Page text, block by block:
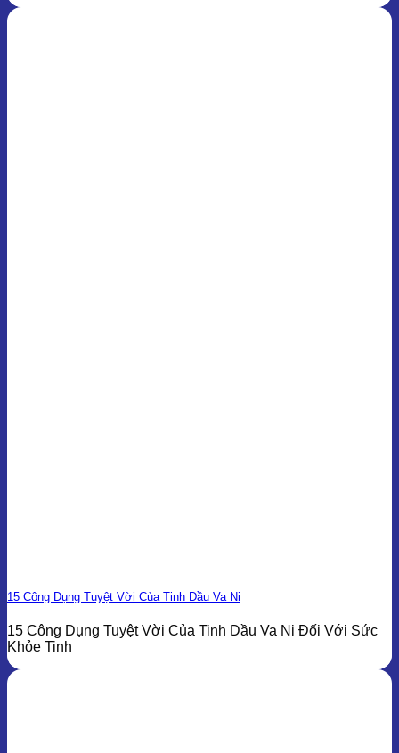
15 Công Dụng Tuyệt Vời Của Tinh Dầu Va Ni
15 Công Dụng Tuyệt Vời Của Tinh Dầu Va Ni Đối Với Sức
Khỏe Tinh